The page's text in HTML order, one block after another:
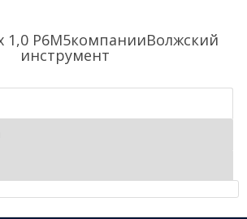
1,0 Р6М5компанииВолжский
инструмент